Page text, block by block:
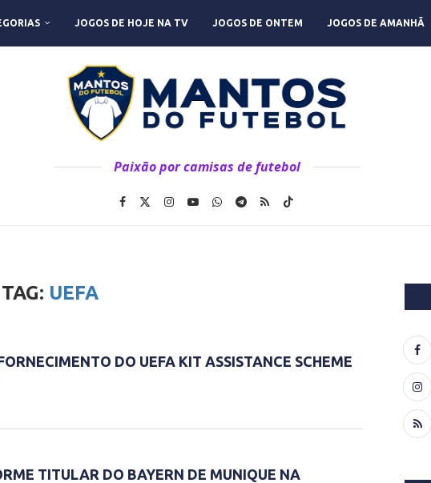
JOGOS DE HOJE NA TV JOGOS DE ONTEM JOGOS DE AMANHÃ
Paixão por camisas de futebol
TAG: UEFA
DO UEFA KIT ASSISTANCE SCHEME
TITULAR DO BAYERN DE MUNIQUE NA